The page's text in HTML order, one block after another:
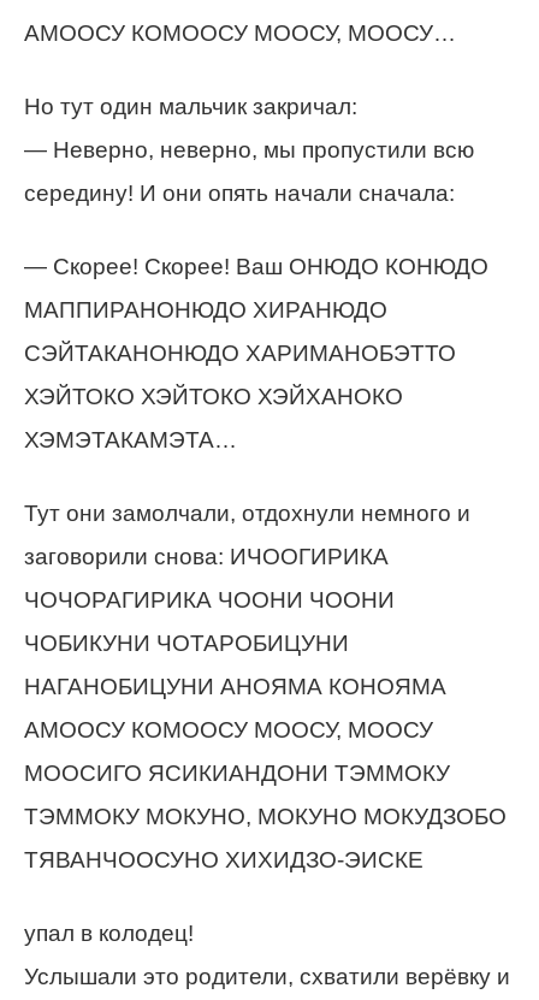
АМООСУ КОМООСУ МООСУ, МООСУ…
Но тут один мальчик закричал:
— Неверно, неверно, мы пропустили всю
середину! И они опять начали сначала:
— Скорее! Скорее! Ваш ОНЮДО КОНЮДО
МАППИРАНОНЮДО ХИРАНЮДО
СЭЙТАКАНОНЮДО ХАРИМАНОБЭТТО
ХЭЙТОКО ХЭЙТОКО ХЭЙХАНОКО
ХЭМЭТАКАМЭТА…
Тут они замолчали, отдохнули немного и
заговорили снова: ИЧООГИРИКА
ЧОЧОРАГИРИКА ЧООНИ ЧООНИ
ЧОБИКУНИ ЧОТАРОБИЦУНИ
НАГАНОБИЦУНИ АНОЯМА КОНОЯМА
АМООСУ КОМООСУ МООСУ, МООСУ
МООСИГО ЯСИКИАНДОНИ ТЭММОКУ
ТЭММОКУ МОКУНО, МОКУНО МОКУДЗОБО
ТЯВАНЧООСУНО ХИХИДЗО-ЭИСКЕ
упал в колодец!
Услышали это родители, схватили верёвку и